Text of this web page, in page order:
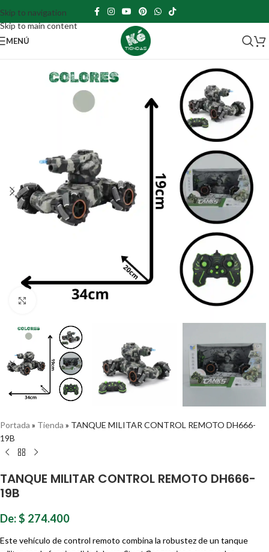
Skip to navigation
Skip to main content
MENÚ
Haz clic para ampliar
Portada » Tienda » TANQUE MILITAR CONTROL REMOTO DH666-
19B
TANQUE MILITAR CONTROL REMOTO DH666-
19B
De:$ 274.400
Este vehículo de control remoto combina la robustez de un tanque